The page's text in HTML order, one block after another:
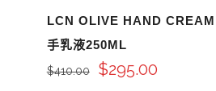
LCN OLIVE HAND CREAM
手乳液250ML
$410.00 $295.00